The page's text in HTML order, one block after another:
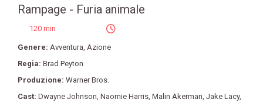
Rampage - Furia animale
120 min
Genere: Avventura, Azione
Regia: Brad Peyton
Produzione: Warner Bros.
Cast: Dwayne Johnson, Naomie Harris, Malin Akerman, Jake Lacy,